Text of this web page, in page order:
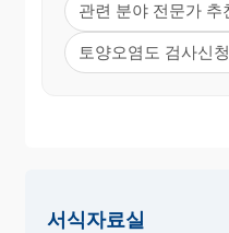
관련 분야 전문가 추
토양오염도 검사신
서식자료실